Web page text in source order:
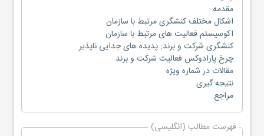
مقدمه
اشکال مختلف کنشگری مرتبط با سازمان
اکوسیستم فعالیت های مرتبط با سازمان
کنشگری شرکت و برند: پدیده های جدایی ناپذیر
چرخ پارادوکس فعالیت شرکت و برند
مقالات در شماره ویژه
نتیجه گیری
مراجع
فهرست مطالب (انگلیسی)